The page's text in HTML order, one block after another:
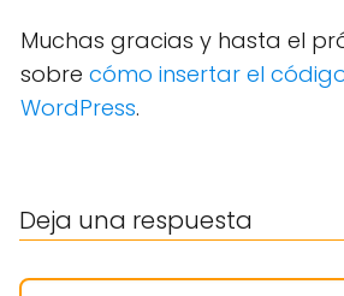
Muchas gracias y hasta el
sobre cómo insertar el
WordPress.
Deja una respuesta